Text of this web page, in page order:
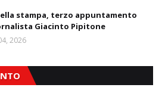
stampa, terzo appuntamento
Giacinto Pipitone
2026